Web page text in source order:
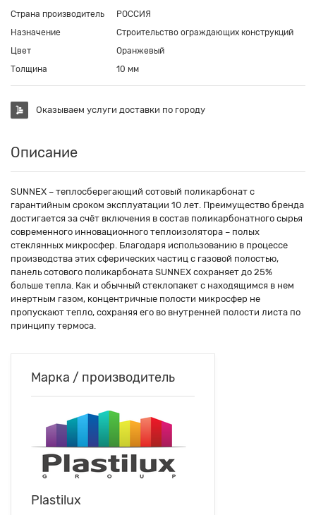
Страна производитель
РОССИЯ
Назначение
Строительство ограждающих конструкций
Цвет
Оранжевый
Толщина
10 мм
Оказываем услуги доставки по городу
Описание
SUNNEX – теплосберегающий сотовый поликарбонат с
гарантийным сроком эксплуатации 10 лет. Преимущество бренда
достигается за счёт включения в состав поликарбонатного сырья
современного инновационного теплоизолятора – полых
стеклянных микросфер. Благодаря использованию в процессе
производства этих сферических частиц с газовой полостью,
панель сотового поликарбоната SUNNEX сохраняет до 25%
больше тепла. Как и обычный стеклопакет с находящимся в нем
инертным газом, концентричные полости микросфер не
пропускают тепло, сохраняя его во внутренней полости листа по
принципу термоса.
Марка / производитель
Plastilux